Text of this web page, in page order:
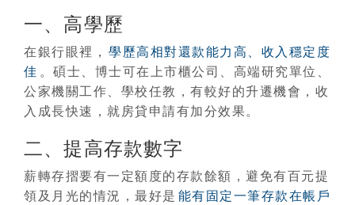
一、高學歷
在銀行眼裡， 學歷高相對還款能力高、收入穩定度
佳 。碩士、博士可在上市櫃公司、高端研究單位、
公家機關工作、學校任教，有較好的升遷機會，收
入成長快速，就房貸申請有加分效果。
二、提高存款數字
薪轉存摺要有一定額度的存款餘額，避免有百元提
領及月光的情況，最好是 能有固定一筆存款在帳戶